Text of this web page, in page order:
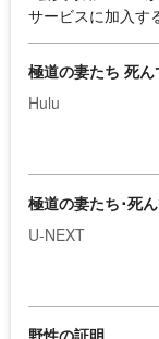
サービスに加入す
極道の妻たち 死
Hulu
極道の妻たち･死
U-NEXT